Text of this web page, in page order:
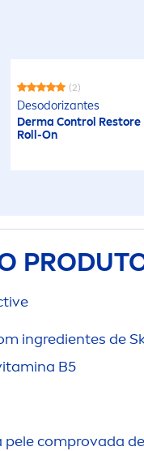
(2)
Desodorizantes
Derma Control Restore
Roll-On
ingredientes de
a B5
pele comprovada